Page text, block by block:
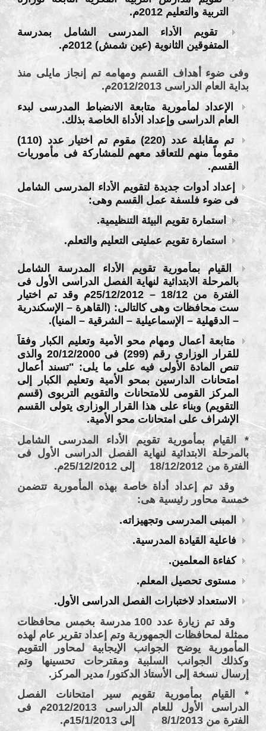
التربية والتعليم 2012م.
تقويم الأداء المدرسى الشامل بمدرسة
المتفوقين الثانوية (عين شمش) 2012م.
وفى ضوء أهداف القسم ومهامه تم إنجاز مايلى منذ
بداية العام الدراسى 2012/2013م.
الإعداد لمأمورية متابعة الانضباط المدرسى لبدء
العام الدراسى وإعداد الأداة الخاصة بذلك.
تم مقابلة عدد (220) مقوم تم اختيار عدد (110)
مقوماً منهم للتعاقد معهم للمشاركة فى مأموريات
القسم.
إعداد أدوات جديدة لتقويم الأداء المدرسى الشامل
فى ضوء فلسفة عمل القسم وهى:
استمارة تقويم البيئة التنظيمية.
استمارة تقويم عمليتى التعليم والتعلم.
القيام بمأمورية تقويم الأداء المدرسة الشامل
بالمرحلة الابتدائية لنهاية الفصل الدراسى الأول فى
الفترة من 18/12 – 25/12/2012م وقد تم اختيار
ست محافظات وهى كالتالى: (القاهرة – الإسكندرية
– الدقهلية – الإسماعيلية – الشرقية – المنيا).
متابعة أعمال ومهام محو الأمية وتعليم الكبار وفقاً
للقرار الوزارى رقم (299) فى 20/12/2000 والذى
تنص المادة الأولى فيه على ما يلى: "تسند أعمال
امتحانات الدارسين بمحو الأمية وتعليم الكبار إلى
المركز القومى للامتحانات والتقويم التربوى (قسم
التقويم) وبناء على هذا القرار الوزارى يتولى القسم
الإشراف على امتحانات محو الأمية.
* القيام بمأمورية تقويم الأداء المدرسى الشامل
بالمرحلة الابتدائية لنهاية الفصل الدراسى الأول فى
الفترة من 18/12/2012 إلى 25/12/2012م.
وقد تم إعداد أداة خاصة بهذه المأمورية تتضمن
خمسة محاور رئيسية هى:
المبنى المدرسى وتجهيزاته.
فاعلية القيادة المدرسية.
كفاءة المعلمين.
مستوى تحصيل المعلم.
الاستعداد لاختبارات الفصل الدراسى الأول.
وقد تم زيارة عدد 100 مدرسة بخمس محافظات
ممثلة لمحافظات الجمهورية وتم إعداد تقرير عام لهذه
المأمورية يوضح الجوانب الإيجابية لمحاور التقويم
وكذلك الجوانب السلبية ومقترحات تحسينها وتم
إرسال نسخة إلى الأستاذ الدكتور/ مدير المركز.
* القيام بمأمورية تقويم سير امتحانات الفصل
الدراسى الأول للعام الدراسى 2012/2013م فى
الفترة من 8/1/2013 إلى 15/1/2013م.